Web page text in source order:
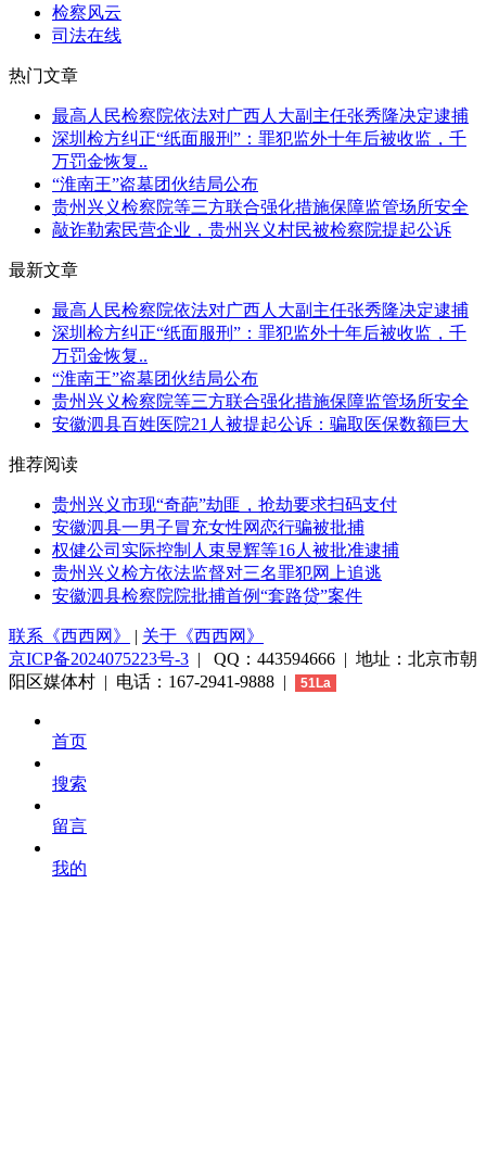
检察风云
司法在线
热门文章
最高人民检察院依法对广西人大副主任张秀隆决定逮捕
深圳检方纠正“纸面服刑”：罪犯监外十年后被收监，千
万罚金恢复..
“淮南王”盗墓团伙结局公布
贵州兴义检察院等三方联合强化措施保障监管场所安全
敲诈勒索民营企业，贵州兴义村民被检察院提起公诉
最新文章
最高人民检察院依法对广西人大副主任张秀隆决定逮捕
深圳检方纠正“纸面服刑”：罪犯监外十年后被收监，千
万罚金恢复..
“淮南王”盗墓团伙结局公布
贵州兴义检察院等三方联合强化措施保障监管场所安全
安徽泗县百姓医院21人被提起公诉：骗取医保数额巨大
推荐阅读
贵州兴义市现“奇葩”劫匪，抢劫要求扫码支付
安徽泗县一男子冒充女性网恋行骗被批捕
权健公司实际控制人束昱辉等16人被批准逮捕
贵州兴义检方依法监督对三名罪犯网上追逃
安徽泗县检察院院批捕首例“套路贷”案件
联系《西西网》 | 关于《西西网》
京ICP备2024075223号-3 | QQ：443594666 | 地址：北京市朝
阳区媒体村 | 电话：167-2941-9888 |
51La
首页
搜索
留言
我的